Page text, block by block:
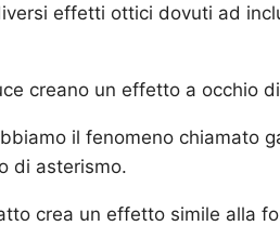
effetti ottici dovuti ad
creano un effetto a occhio
il fenomeno chiamato
di asterismo.
crea un effetto simile alla